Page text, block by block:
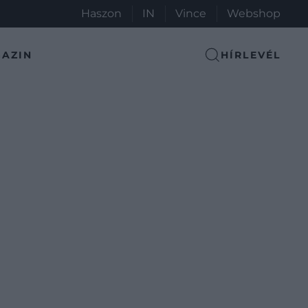
Haszon IN Vince Webshop
HÍRLEVÉL